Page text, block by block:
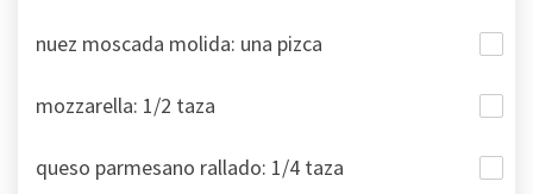
nuez moscada molida: una pizca
mozzarella: 1/2 taza
queso parmesano rallado: 1/4 taza